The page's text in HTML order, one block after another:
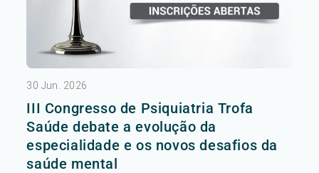
30 Jun. 2026
III Congresso de Psiquiatria Trofa
Saúde debate a evolução da
especialidade e os novos desafios da
saúde mental